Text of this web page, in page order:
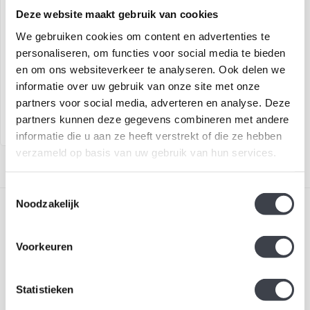
Deze website maakt gebruik van cookies
We gebruiken cookies om content en advertenties te
personaliseren, om functies voor social media te bieden
en om ons websiteverkeer te analyseren. Ook delen we
informatie over uw gebruik van onze site met onze
partners voor social media, adverteren en analyse. Deze
partners kunnen deze gegevens combineren met andere
informatie die u aan ze heeft verstrekt of die ze hebben
verzameld op basis van uw gebruik van hun services.
Noodzakelijk
Voorkeuren
Statistieken
Kosta Boda Set Snowballs
Tijdloze Kosta Boda
waxinelichthouders
'Snowballs' van zuiver
kristal...
€103,00 €89,00